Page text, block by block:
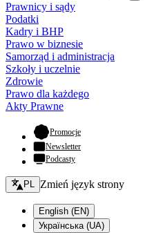
Prawnicy i sądy
Podatki
Kadry i BHP
Prawo w biznesie
Samorząd i administracja
Szkoły i uczelnie
Zdrowie
Prawo dla każdego
Akty Prawne
Promocje- otwiera się w nowej
Newsletter
Podcasty
Zmień język - bieżący:
PL Zmień język strony
English (EN)
Українська (UA)